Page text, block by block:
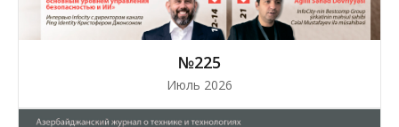
№225
Июль 2026